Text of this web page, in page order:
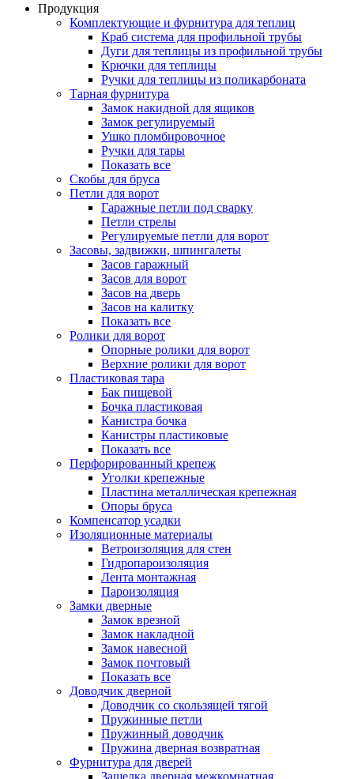
Продукция
Комплектующие и фурнитура для теплиц
Краб система для профильной трубы
Дуги для теплицы из профильной трубы
Крючки для теплицы
Ручки для теплицы из поликарбоната
Тарная фурнитура
Замок накидной для ящиков
Замок регулируемый
Ушко пломбировочное
Ручки для тары
Показать все
Скобы для бруса
Петли для ворот
Гаражные петли под сварку
Петли стрелы
Регулируемые петли для ворот
Засовы, задвижки, шпингалеты
Засов гаражный
Засов для ворот
Засов на дверь
Засов на калитку
Показать все
Ролики для ворот
Опорные ролики для ворот
Верхние ролики для ворот
Пластиковая тара
Бак пищевой
Бочка пластиковая
Канистра бочка
Канистры пластиковые
Показать все
Перфорированный крепеж
Уголки крепежные
Пластина металлическая крепежная
Опоры бруса
Компенсатор усадки
Изоляционные материалы
Ветроизоляция для стен
Гидропароизоляция
Лента монтажная
Пароизоляция
Замки дверные
Замок врезной
Замок накладной
Замок навесной
Замок почтовый
Показать все
Доводчик дверной
Доводчик со скользящей тягой
Пружинные петли
Пружинный доводчик
Пружина дверная возвратная
Фурнитура для дверей
Защелка дверная межкомнатная